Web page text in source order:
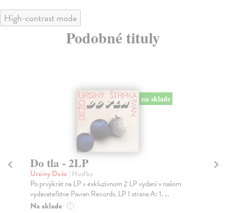
High-contrast mode
Podobné tituly
na sklade
Do tla - 2LP
Ursiny Dežo| Hudba
Po prvýkrát na LP v exkluzívnom 2 LP vydaní v našom
vydavateľstve Pavian Records. LP 1 strana A: 1. ...
Na sklade ?